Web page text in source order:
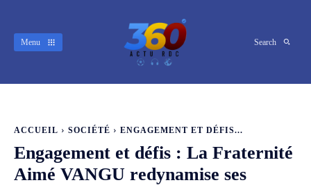
Menu Search
ACCUEIL SOCIÉTÉ ENGAGEMENT ET DÉFIS...
Engagement et défis : La Fraternité
Aimé VANGU redynamise ses